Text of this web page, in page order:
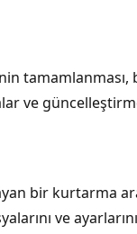
ve
bir kurtarma
ve